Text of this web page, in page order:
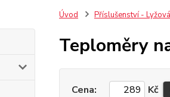
Úvod Příslušenství -
Teploměry
Cena: Kč